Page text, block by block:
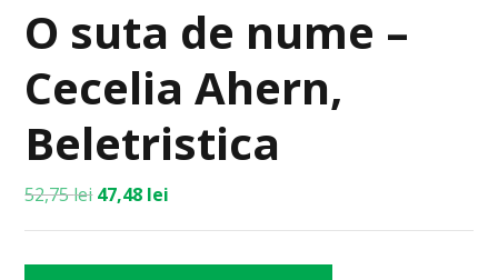
O suta de nume –
Cecelia Ahern,
Beletristica
52,75lei 47,48 lei